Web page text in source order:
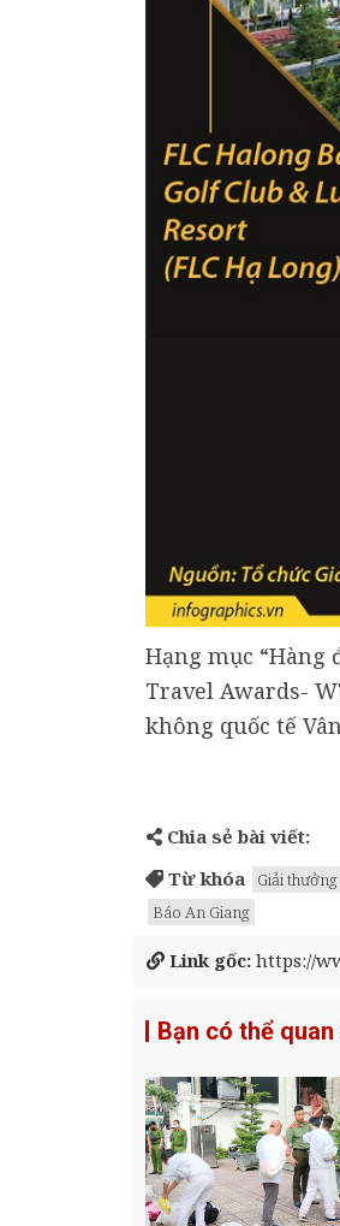
Hạng mục “Hàng
Travel Awards-
không quốc tế
Chia sẻ bài viết:
Từ khóa
Giải
Báo An Giang
Link gốc: https://
Bạn có thể quan